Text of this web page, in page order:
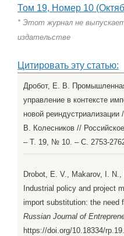
Том 19, Номер 10
* Этот журнал не
издательстве
Цитировать эту статью:
Дробот, Е. В.
управление в контексте
новой
В. Колесников //
– Т. 19, № 10. – С. 2753-
Drobot, E. V., Makarov, I.
Industrial policy and project
import substitution: the need
Russian Journal of
https://doi.org/10.18334/